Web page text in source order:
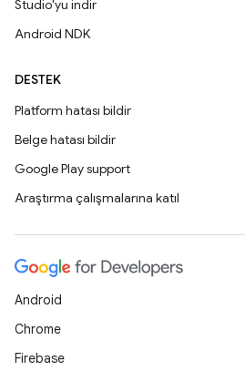
Studio'yu indir
Android NDK
DESTEK
Platform hatası bildir
Belge hatası bildir
Google Play support
Araştırma çalışmalarına katıl
Android
Chrome
Firebase